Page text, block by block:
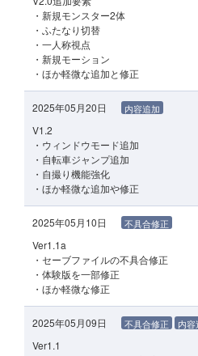
・新規モンスター2体
・ふたなり切替
・一人称視点
・新規モーション
・ほか軽微な追加と修正
2025年05月20日 内容追加
V1.2
・ウィンドウモード追加
・自転車ジャンプ追加
・自撮り機能強化
・ほか軽微な追加や修正
2025年05月10日 不具合修正
Ver1.1a
・セーブファイルの不具合修正
・体験版を一部修正
・ほか軽微な修正
2025年05月09日 不具合修正 内容
Ver1.1